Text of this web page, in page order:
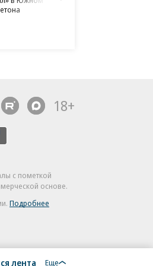
лента Еще
18+
с пометкой
основе.
Подробнее